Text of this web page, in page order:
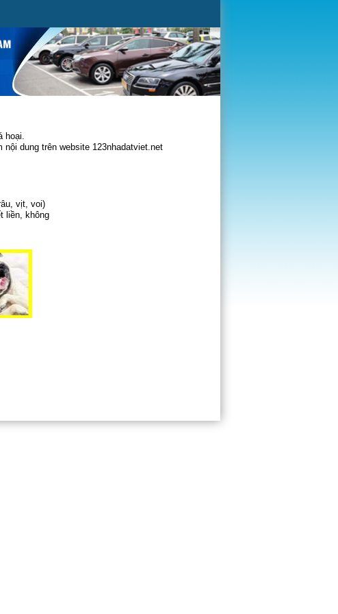
hoại.
dung trên website 123nhadatviet.net
vịt, voi)
liền, không